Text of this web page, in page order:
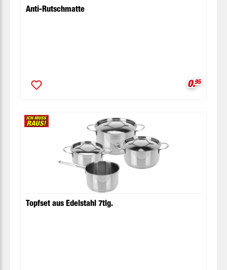
Anti-Rutschmatte
0.95
Topfset aus Edelstahl 7tlg.